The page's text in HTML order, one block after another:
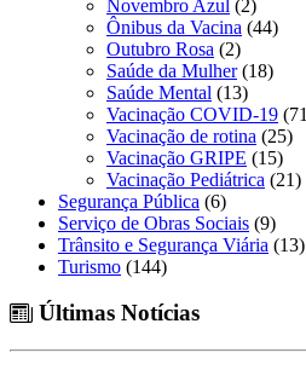
Novembro Azul (2)
Ônibus da Vacina (44)
Outubro Rosa (2)
Saúde da Mulher(18)
Saúde Mental (13)
Vacinação COVID-19
Vacinação de rotina (25)
Vacinação GRIPE (15)
Vacinação Pediátrica (21)
Segurança Pública (6)
Serviço de Obras Sociais (9)
Trânsito e Segurança Viária (13)
Turismo (144)
Últimas Notícias